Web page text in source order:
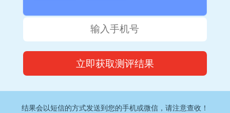
结果会以短信的方式发送到您的手机或微信，请注意查收！
钟女士 厦门 1832373****
符合
福州 1826052****
王女士
泉州 1828035****
符合
漳州 1837613****
刘先生
厦门 1835638****
符合